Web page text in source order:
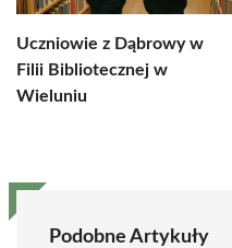
Uczniowie z Dąbrowy w
Filii Bibliotecznej w
Wieluniu
Podobne Artykuły